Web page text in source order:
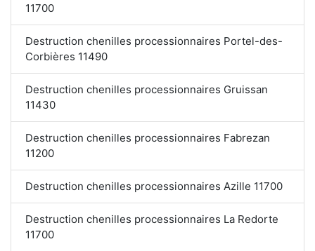
11700
Destruction chenilles processionnaires Portel-des-
Corbières 11490
Destruction chenilles processionnaires Gruissan
11430
Destruction chenilles processionnaires Fabrezan
11200
Destruction chenilles processionnaires Azille 11700
Destruction chenilles processionnaires La Redorte
11700